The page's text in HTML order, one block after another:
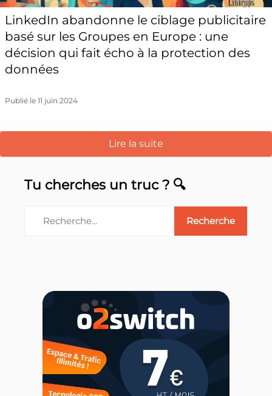
LinkedIn abandonne le ciblage publicitaire
basé sur les Groupes en Europe : une
décision qui fait écho à la protection des
données
Publié le 11 juin 2024
Lire la suite
Tu cherches un truc ? 🔍